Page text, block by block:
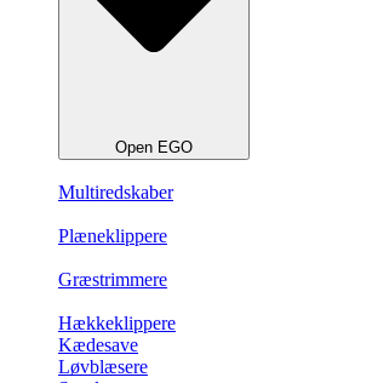
Open EGO
Multiredskaber
Plæneklippere
Græstrimmere
Hækkeklippere
Kædesave
Løvblæsere